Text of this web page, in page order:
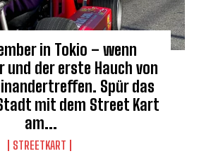
in Tokio – wenn
und der erste Hauch von
Spür das
mit dem Street Kart
am...
STREETKART